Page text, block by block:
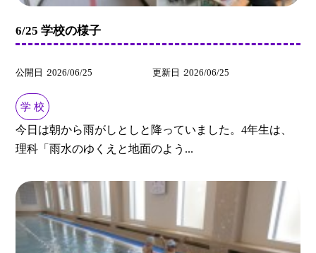
6/25 学校の様子
公開日 2026/06/25 更新日 2026/06/25
学 校
今日は朝から雨がしとしと降っていました。4年生は、
理科「雨水のゆくえと地面のよう...